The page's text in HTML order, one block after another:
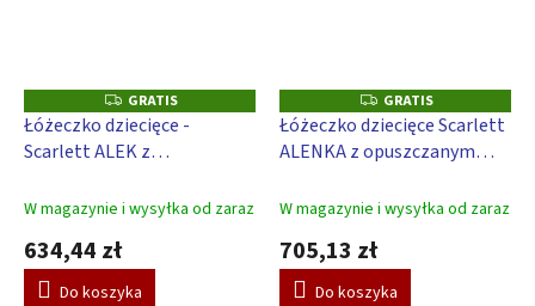
G
R
A
T
GRATIS
Łóżeczko dziecięce -
Scarlett ALEK z
nyturalny ECO (sosna) – 120
W magazynie i wysyłka od zaraz
634,44 zł
Do koszyka
G
R
A
T
I
GRATIS
Łóżeczko dziecięce Scarlett
ALENKA z opuszczanym
60 cm
W magazynie i wysyłka od zaraz
705,13 zł
Do koszyka